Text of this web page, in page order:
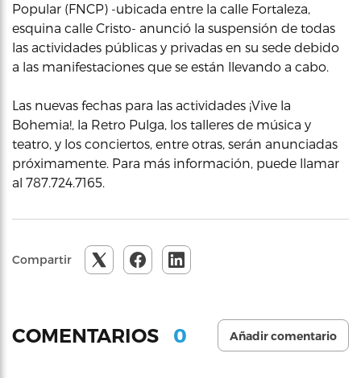
Popular (FNCP) -ubicada entre la calle Fortaleza,
esquina calle Cristo- anunció la suspensión de todas
las actividades públicas y privadas en su sede debido
a las manifestaciones que se están llevando a cabo.
Las nuevas fechas para las actividades ¡Vive la
Bohemia!, la Retro Pulga, los talleres de música y
teatro, y los conciertos, entre otras, serán anunciadas
próximamente. Para más información, puede llamar
al 787.724.7165.
Compartir
COMENTARIOS 0 Añadir comentario